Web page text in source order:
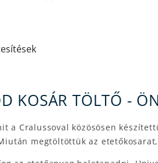
KOSÁR TÖLTŐ -
Cralussoval közösösen
megtöltöttük az